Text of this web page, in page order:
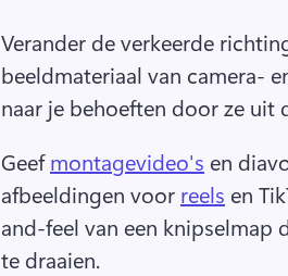
Verander de verkeerde
beeldmateriaal van camera-
naar je behoeften door ze uit
Geef montagevideo's en
afbeeldingen voor reels en
and-feel van een knipselmap
te draaien.